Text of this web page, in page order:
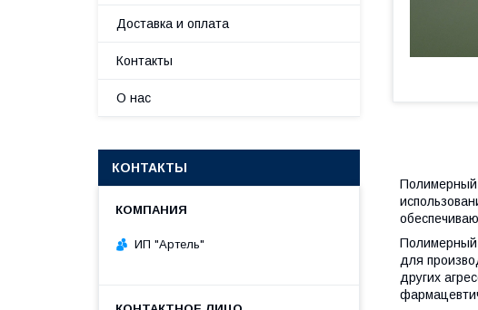
Полимерный
для
других
Доставка и оплата
Контакты
О нас
КОНТАКТЫ
ИП "Артель"